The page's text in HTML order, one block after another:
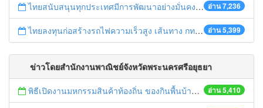
อ่าน 7,236
ไทยสนับสนุนทุกประเทศมีการพัฒนาอย่างมั่นคง มั่งคั่ง ยั่งยืน ในการประชุม Boao Forum for Asia
อ่าน 5,399
ไทยลงทุนก่อสร้างรถไฟความเร็วสูง เส้นทาง กทม.-นครราชสีมา
ข่าวโดยสำนักงานพาณิชย์จังหวัดพระนครศรีอยุธยา
อ่าน 5,410
พิธีเปิดงานมหกรรมสินค้าท้องถิ่น ของกินพื้นบ้าน งานสรงน้ำหลวงปู่ทวด และเปิดศูนย์เครือข่ายธุรกิจ Biz Club จังหวัดพระนครศรีอยุธยา